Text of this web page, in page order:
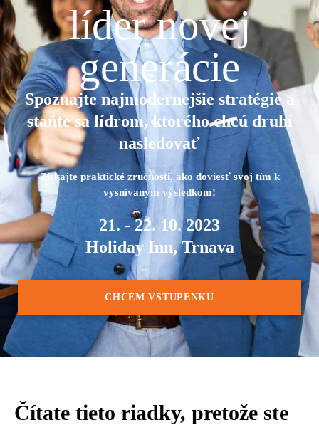
líder novej
generácie
Spoznajte najmodernejšie stratégie a
staňte sa lídrom, ktorého chcú druhí
nasledovať
Získajte praktické zručnosti, ako doviesť svoj tím k
vysnívaným výsledkom!
21. - 22. 10. 2023
Holiday Inn, Trnava
CHCEM VSTUPENKU
Čítate tieto riadky, pretože ste